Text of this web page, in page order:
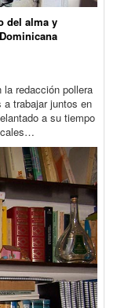
del alma y
redacción pollera
trabajar juntos en
a su tiempo